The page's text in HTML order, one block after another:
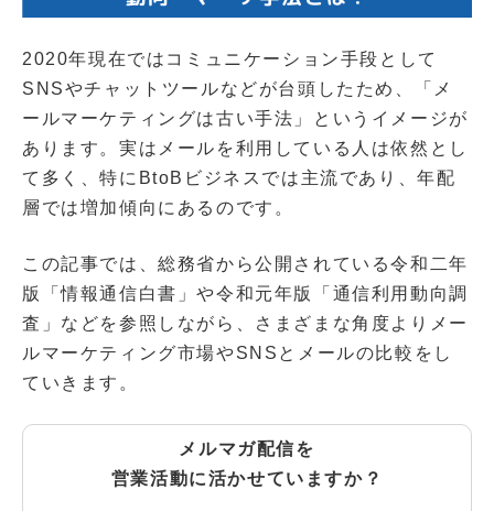
2020年現在ではコミュニケーション手段として
SNSやチャットツールなどが台頭したため、「メ
ールマーケティングは古い手法」というイメージが
あります。実はメールを利用している人は依然とし
て多く、特にBtoBビジネスでは主流であり、年配
層では増加傾向にあるのです。
この記事では、総務省から公開されている令和二年
版「情報通信白書」や令和元年版「通信利用動向調
査」などを参照しながら、さまざまな角度よりメー
ルマーケティング市場やSNSとメールの比較をし
ていきます。
メルマガ配信を
営業活動に活かせていますか？